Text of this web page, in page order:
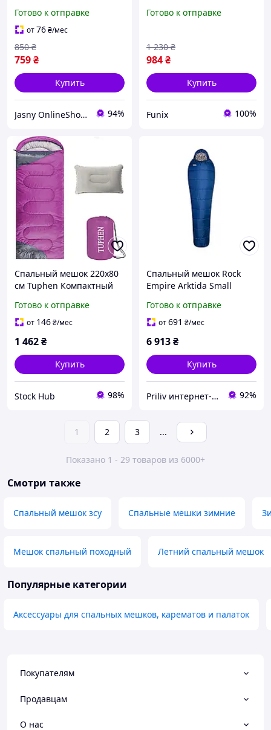
лето осень компактный
мешок 2в1
Готово к отправке
от76₴/мес
759₴
850 ₴
Купить
Jasny OnlineShop - Незламні бо єдині 94%
Спальный мешок
Готово к отправке
984₴
1 230 ₴
Купить
Funix 100%
Спальный мешок 220х80
см Tuphen Компактный
взрослых рассчитан на
температуру 4-25°C
Готово к отправке
от 146₴/мес
1 462₴
Купить
Stock Hub 98%
Спальный мешок Rock
Empire Arktida Small
195x75 см -3°C 1400 г
Готово к отправке
от691 ₴/мес
6 913₴
Купить
Priliv интернет-магазин 92%
1 2 3 ...
Показано 1 - 29 товаров из 6000+
Смотри также
Спальный мешок зсу Спальные мешки зимние
Мешок спальный походный Летний спальный мешок
Популярные категории
Аксессуары для спальных мешков, карематов и палаток
Покупателям
Продавцам
О нас